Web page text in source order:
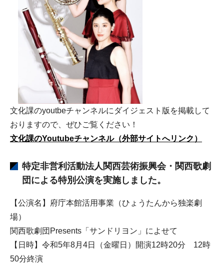
文化課のyoutbeチャンネルにダイジェスト版を掲載して
おりますので、ぜひご覧ください！
文化課のYoutubeチャンネル（外部サイトへリンク）
特定非営利活動法人関西芸術振興会・関西歌劇
団による特別公演を実施しました。
【公演名】府庁本館活用事業（ひょうたんから独楽劇
場）
関西歌劇団Presents「サンドリヨン」によせて
【日時】令和5年8月4日（金曜日）開演12時20分 12時
50分終演